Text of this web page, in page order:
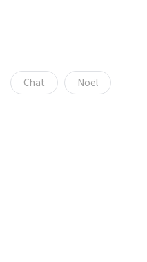
Chat Noël